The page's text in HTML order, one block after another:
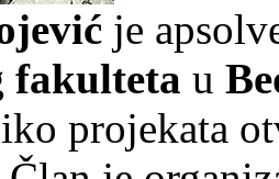
je
fakulteta u
projekata